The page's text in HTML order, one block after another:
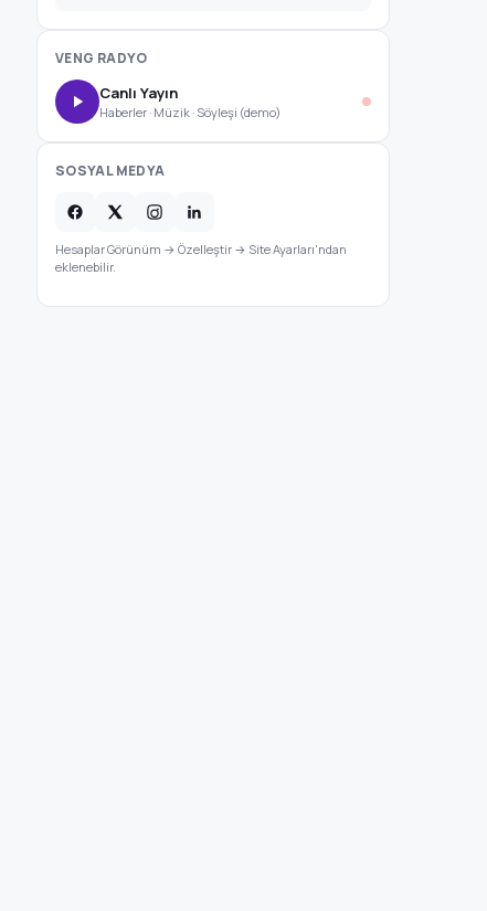
VENG RADYO
Canlı Yayın
Haberler · Müzik · Söyleşi (demo)
SOSYAL MEDYA
Hesaplar Görünüm → Özelleştir → Site Ayarları'ndan
eklenebilir.